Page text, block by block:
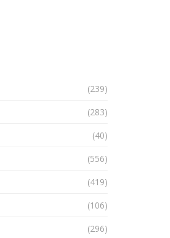
(239)
(283)
(40)
(556)
(419)
(106)
(296)